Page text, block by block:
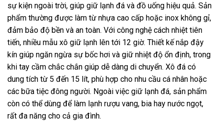
sự kiện ngoài trời, giúp giữ lạnh đá và đồ uống hiệu quả. Sản
phẩm thường được làm từ nhựa cao cấp hoặc inox không gỉ,
đảm bảo độ bền và an toàn. Với công nghệ cách nhiệt tiên
tiến, nhiều mẫu xô giữ lạnh lên tới 12 giờ. Thiết kế nắp đậy
kín giúp ngăn ngừa sự bốc hơi và giữ nhiệt độ ổn định, trong
khi tay cầm chắc chắn giúp dễ dàng di chuyển. Xô đá có
dung tích từ 5 đến 15 lít, phù hợp cho nhu cầu cá nhân hoặc
các bữa tiệc đông người. Ngoài việc giữ lạnh đá, sản phẩm
còn có thể dùng để làm lạnh rượu vang, bia hay nước ngọt,
rất đa năng cho cả gia đình.